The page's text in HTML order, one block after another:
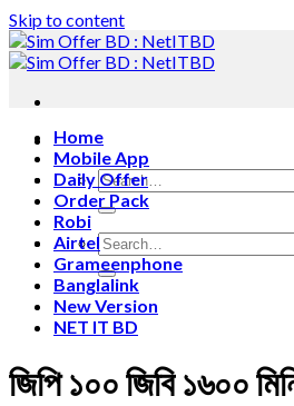
Skip to content
Home
Mobile App
Daily Offer
Order Pack
Robi
Airtel
Grameenphone
Banglalink
New Version
NET IT BD
জিপি ১০০ জিবি ১৬০০